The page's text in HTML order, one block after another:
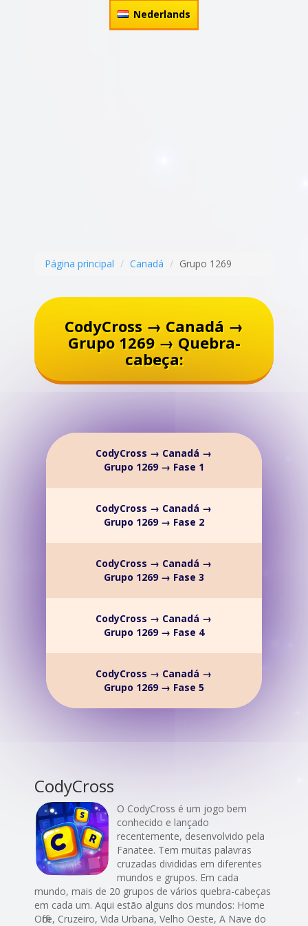
Nederlands
Página principal Canadá Grupo 1269
CodyCross → Canadá →
Grupo 1269 → Quebra-
cabeça:
CodyCross → Canadá →
Grupo 1269 → Fase 1
CodyCross → Canadá →
Grupo 1269 → Fase 2
CodyCross → Canadá →
Grupo 1269 → Fase 3
CodyCross → Canadá →
Grupo 1269 → Fase 4
CodyCross → Canadá →
Grupo 1269 → Fase 5
CodyCross
O CodyCross é um jogo bem
conhecido e lançado
recentemente, desenvolvido pela
Fanatee. Tem muitas palavras
cruzadas divididas em diferentes
mundos e grupos. Em cada
mundo, mais de 20 grupos de vários quebra-cabeças
em cada um. Aqui estão alguns dos mundos: Home
Office, Cruzeiro, Vida Urbana, Velho Oeste, A Nave do